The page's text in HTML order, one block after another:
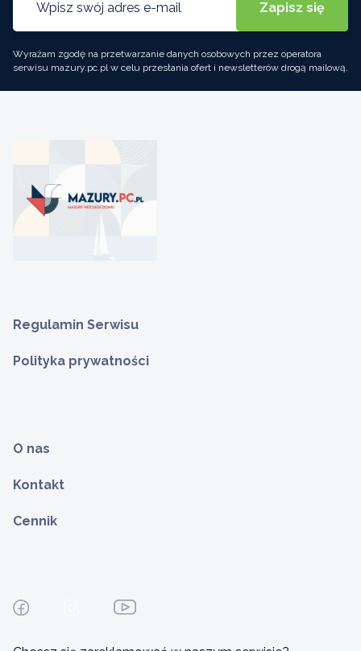
Wyrażam zgodę na przetwarzanie danych osobowych przez operatora
serwisu mazury.pc.pl w celu przesłania ofert i newsletterów drogą mailową.
Regulamin Serwisu
Polityka prywatności
O nas
Kontakt
Cennik